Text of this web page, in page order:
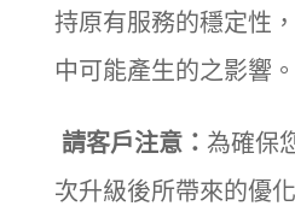
持原有服務的穩定性
中可能產生的之影響。
請客戶注意： 為確保
次升級後所帶來的優